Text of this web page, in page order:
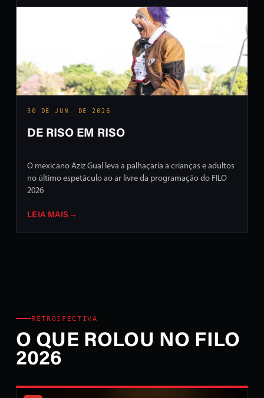
30 DE JUN. DE 2026
DE RISO EM RISO
O mexicano Aziz Gual leva a palhaçaria a crianças e adultos
no último espetáculo ao ar livre da programação do FILO
2026
LEIA MAIS →
RETROSPECTIVA
O QUE ROLOU NO FILO
2026